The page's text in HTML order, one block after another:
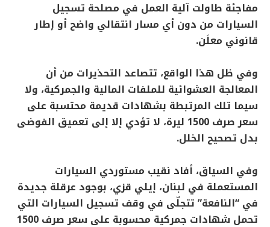
مفاجئة طاولت آلية العمل في مصلحة تسجيل
السيارات من دون أي مسار انتقالي واضح أو إطار
قانوني معلَن.
وفي ظل هذا الواقع، تتصاعد التحذيرات من أن
المعالجة العشوائية للملفات المالية والجمركية، ولا
سيما تلك المرتبطة بشهادات قديمة محتسبة على
سعر صرف 1500 ليرة، لا تؤدي إلا إلى تعميق الفوضى
بدل تصحيح الخلل.
وفي السياق، أفاد نقيب مستوردي السيارات
المستعملة في لبنان، إيلي قزي، بوجود عرقلة جديدة
في “النافعة” تتجلّى في وقف تسجيل السيارات التي
تحمل شهادات جمركية محسوبة على سعر صرف 1500